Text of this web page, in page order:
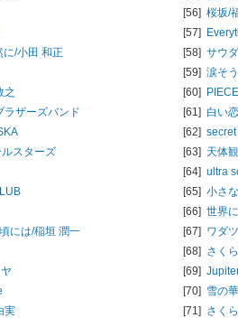
に/小田 和正
之
ラザーズバンド
スターズ
には/稲垣 潤一
実
[56] 桜坂/
[57]
[58] サウ
[59] 涙そ
[60]
[61] 白い
[62]
[63] 天体
[64] ultra
[65] 小さ
[66] 世界
[67] ワダ
[68] さく
[69]
[70] 雪の
[71] さく